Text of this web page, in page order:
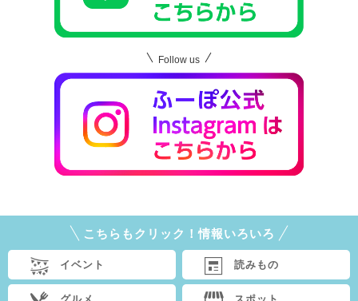
Follow us
こちらもクリック！情報いろいろ
イベント 読みもの